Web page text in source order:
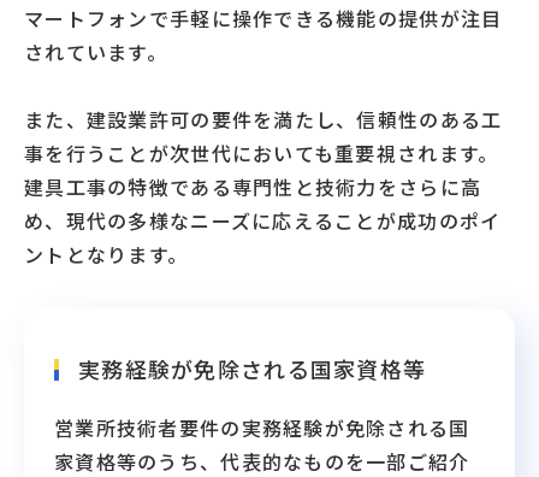
マートフォンで手軽に操作できる機能の提供が注目
されています。
また、建設業許可の要件を満たし、信頼性のある工
事を行うことが次世代においても重要視されます。
建具工事の特徴である専門性と技術力をさらに高
め、現代の多様なニーズに応えることが成功のポイ
ントとなります。
実務経験が免除される国家資格等
営業所技術者要件の実務経験が免除される国
家資格等のうち、代表的なものを一部ご紹介